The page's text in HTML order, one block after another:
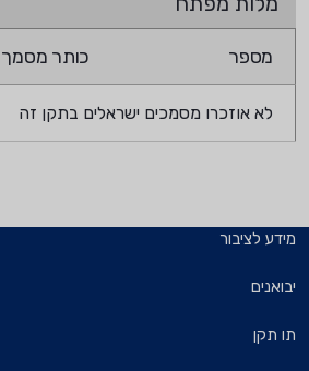
מספר כותר מסמך
לא אוזכרו מסמכים ישראלים בתקן זה
מידע לציבור
יבואנים
תו תקן